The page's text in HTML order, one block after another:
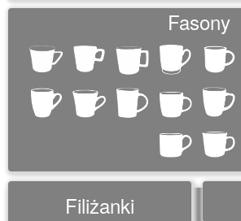
Fasony
Filiżanki